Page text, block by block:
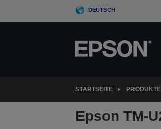
DEUTSCH
STARTSEITE PRODUKTE
Epson TM-